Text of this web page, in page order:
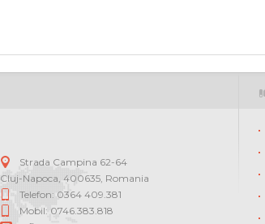
Strada Campina 62-64
Cluj-Napoca,400635, Romania
Telefon: 0364 409.381
Mobil: 0746.383.818